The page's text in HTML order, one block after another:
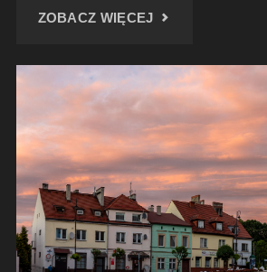
ZOBACZ WIĘCEJ"PRZEJAZDEM
DZWONNICA
W
PACZYNIE"